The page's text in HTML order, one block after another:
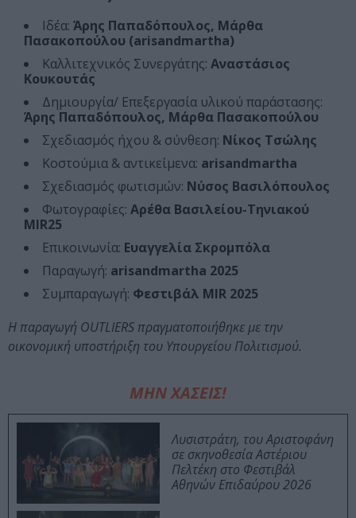
Ιδέα: Άρης Παπαδόπουλος, Μάρθα
Πασακοπούλου (arisandmartha)
Καλλιτεχνικός Συνεργάτης: Αναστάσιος
Κουκουτάς
Δημιουργία/ Επεξεργασία υλικού παράστασης:
Άρης Παπαδόπουλος, Μάρθα Πασακοπούλου
Σχεδιασμός ήχου & σύνθεση: Νίκος Τσώλης
Κοστούμια & αντικείμενα: arisandmartha
Σχεδιασμός φωτισμών: Νύσος Βασιλόπουλος
Φωτογραφίες: Αρέθα Βασιλείου-Τηνιακού
MIR25
Επικοινωνία: Ευαγγελία Σκρομπόλα
Παραγωγή: arisandmartha 2025
Συμπαραγωγή: Φεστιβάλ MIR 2025
Η παραγωγή OUTLIERS πραγματοποιήθηκε με την
οικονομική υποστήριξη του Υπουργείου Πολιτισμού.
ΜΗΝ ΧΑΣΕΙΣ!
Λυσιστράτη, του Αριστοφάνη
σε σκηνοθεσία Αστέριου
Πελτέκη στο Φεστιβάλ
Αθηνών Επιδαύρου 2026